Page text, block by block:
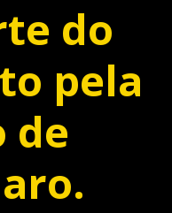
do
pela
de